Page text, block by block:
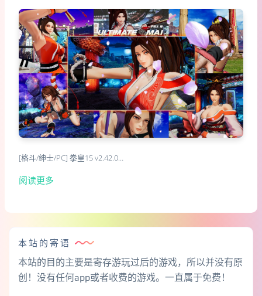
[格斗/绅士/PC] 拳皇15 v2.42.0…
阅读更多
本站的寄语
本站的目的主要是寄存游玩过后的游戏，所以并没有原
创！没有任何app或者收费的游戏。一直属于免费！